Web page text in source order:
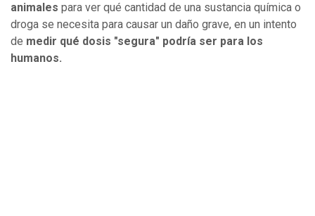
animales para ver qué cantidad de una sustancia química o
droga se necesita para causar un daño grave, en un intento
de medir qué dosis "segura" podría ser para los
humanos.